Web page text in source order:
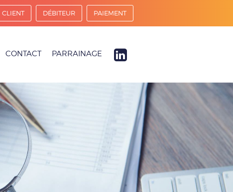
CLIENT DÉBITEUR PAIEMENT
CONTACT PARRAINAGE